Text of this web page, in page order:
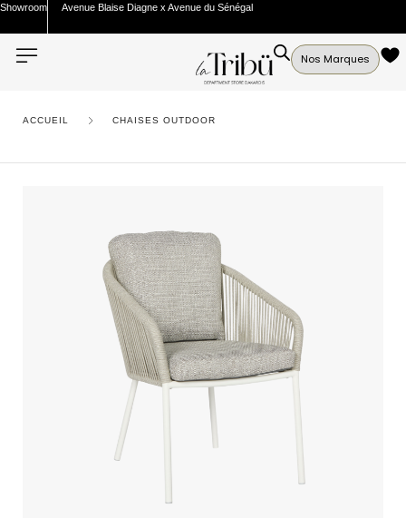
Showroom Avenue Blaise Diagne x Avenue du Sénégal
Nos Marques
ACCUEIL CHAISES OUTDOOR